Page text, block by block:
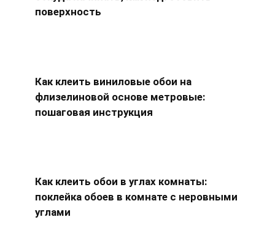
поверхность
Как клеить виниловые обои на
флизелиновой основе метровые:
пошаговая инструкция
Как клеить обои в углах комнаты:
поклейка обоев в комнате с неровными
углами